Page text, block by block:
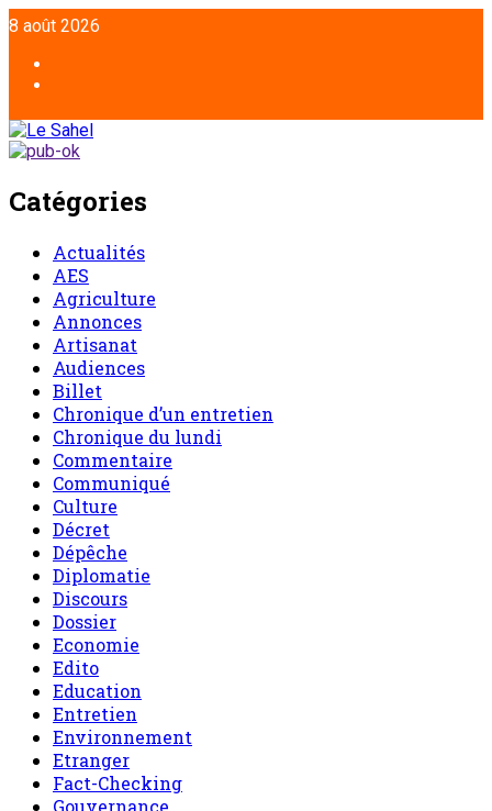
8 août 2026
Catégories
Actualités
AES
Agriculture
Annonces
Artisanat
Audiences
Billet
Chronique d’un entretien
Chronique du lundi
Commentaire
Communiqué
Culture
Décret
Dépêche
Diplomatie
Discours
Dossier
Economie
Edito
Education
Entretien
Environnement
Etranger
Fact-Checking
Gouvernance